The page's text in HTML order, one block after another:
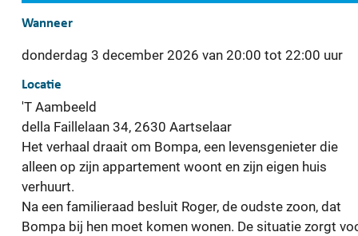
Wanneer
donderdag 3 december 2026 van 20:00 tot 22:00 uur
Locatie
'T Aambeeld
della Faillelaan 34, 2630 Aartselaar
Het verhaal draait om Bompa, een levensgenieter die
alleen op zijn appartement woont en zijn eigen huis
verhuurt.
Na een familieraad besluit Roger, de oudste zoon, dat
Bompa bij hen moet komen wonen. De situatie zorgt